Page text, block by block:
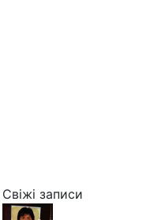
Свіжі записи